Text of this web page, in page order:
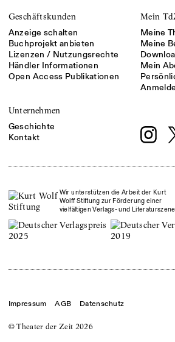
Geschäftskunden
Anzeige schalten
Buchprojekt anbieten
Lizenzen / Nutzungsrechte
Händler Informationen
Open Access Publikationen
Mein
Meine
Meine
Mein
Unternehmen
Geschichte
Kontakt
Wir unterstützen die Arbeit der Kurt
Wolff Stiftung zur Förderung einer
vielfältigen Verlags- und Literaturszene
© Theater der Zeit 2026
Impressum AGB Datenschutz